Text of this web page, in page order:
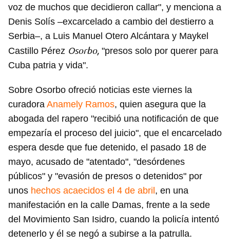
voz de muchos que decidieron callar", y menciona a
Denis Solís –excarcelado a cambio del destierro a
Serbia–, a Luis Manuel Otero Alcántara y Maykel
Castillo Pérez Osorbo, "presos solo por querer para
Cuba patria y vida".
Sobre Osorbo ofreció noticias este viernes la
curadora Anamely Ramos, quien asegura que la
abogada del rapero "recibió una notificación de que
empezaría el proceso del juicio", que el encarcelado
espera desde que fue detenido, el pasado 18 de
mayo, acusado de "atentado", "desórdenes
públicos" y "evasión de presos o detenidos" por
unos hechos acaecidos el 4 de abril , en una
manifestación en la calle Damas, frente a la sede
del Movimiento San Isidro, cuando la policía intentó
detenerlo y él se negó a subirse a la patrulla.